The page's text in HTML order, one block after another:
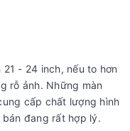
- 24 inch, nếu to hơn
rỗ ảnh. Những màn
cấp chất lượng hình
đang rất hợp lý.